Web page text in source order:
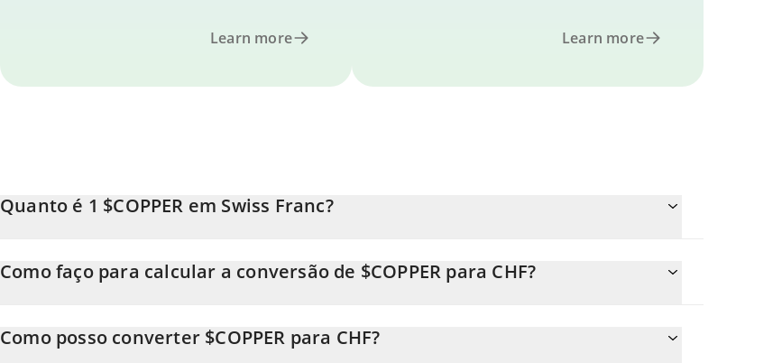
Learn more Learn more
Quanto é 1 $COPPER em Swiss Franc?
Neste momento, 1 $COPPER equivale a 2.12684e-13 CHF
Como faço para calcular a conversão de $COPPER para CHF?
simplesmente inserindo a quantidade de $COPPER no campo correspondente e converterá automaticamente o valor
em Swiss Franc (CHF).
Como posso converter $COPPER para CHF?